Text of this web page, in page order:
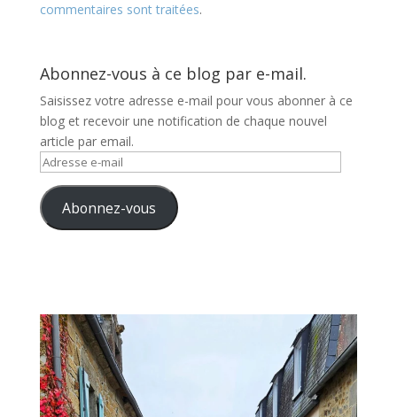
commentaires sont traitées.
Abonnez-vous à ce blog par e-mail.
Saisissez votre adresse e-mail pour vous abonner à ce
blog et recevoir une notification de chaque nouvel
article par email.
Adresse
mail Abonnez-vous